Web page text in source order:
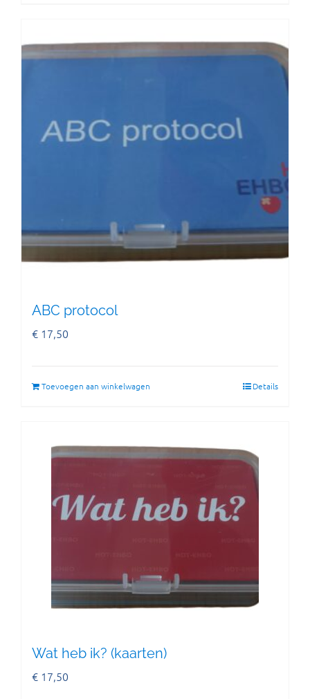
ABC protocol
€ 17,50
Toevoegen aan winkelwagen Details
Wat heb ik? (kaarten)
€ 17,50